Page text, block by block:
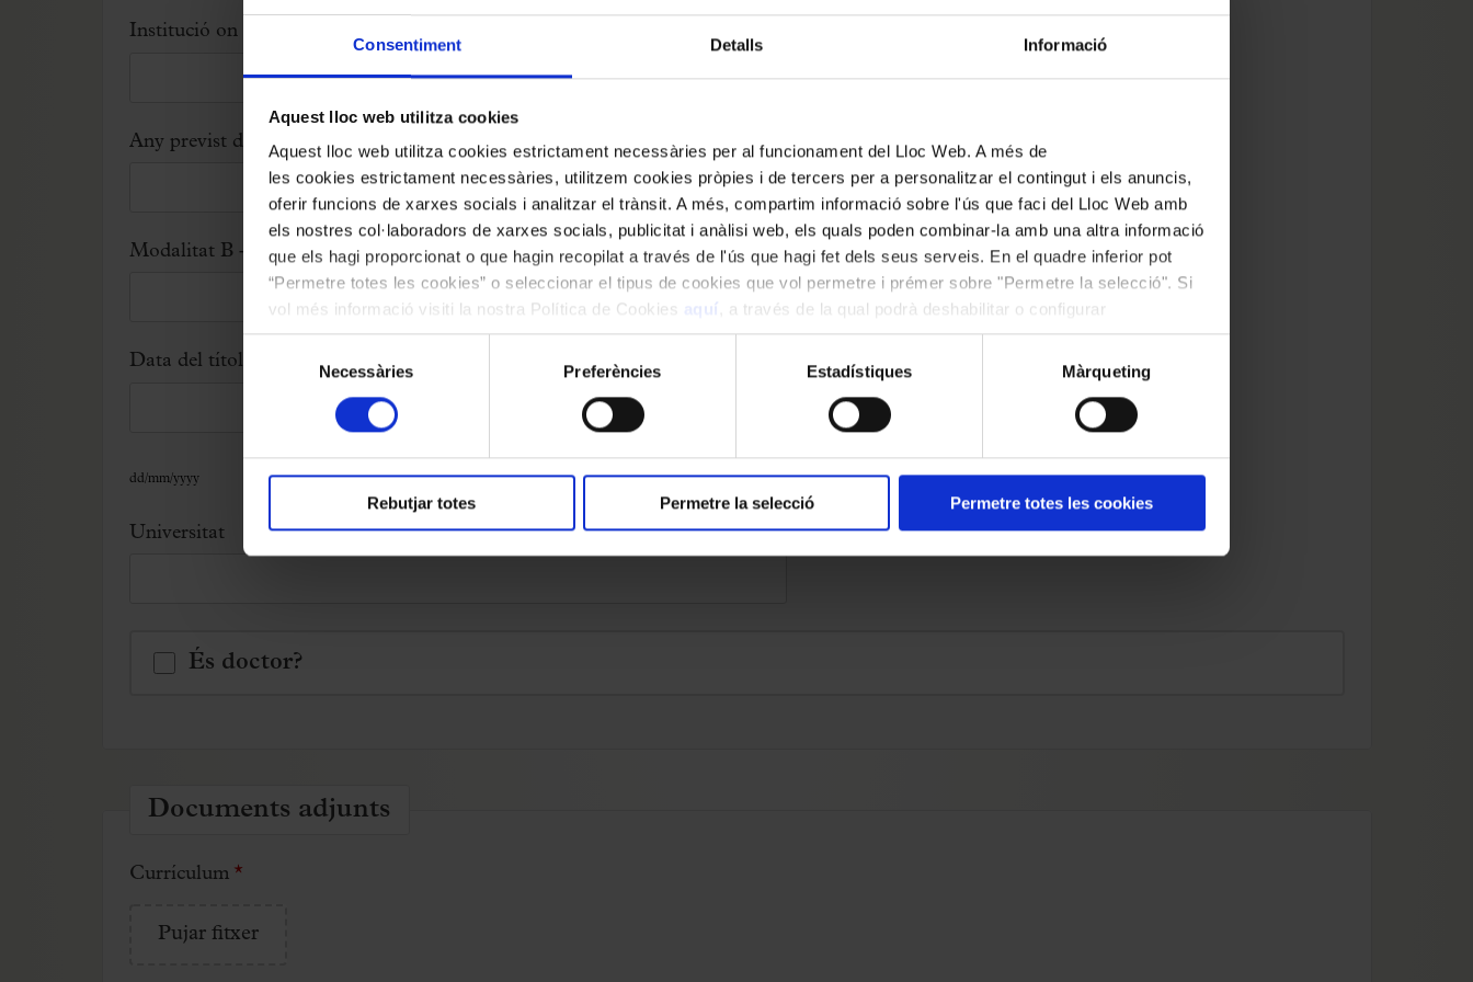
Consentiment Detalls Informació
Aquest lloc web utilitza cookies
Aquest lloc web utilitza cookies estrictament necessàries per al funcionament del Lloc Web. A més de
les cookies estrictament necessàries, utilitzem cookies pròpies i de tercers per a personalitzar el contingut i els anuncis,
oferir funcions de xarxes socials i analitzar el trànsit. A més, compartim informació sobre l'ús que faci del Lloc Web amb
els nostres col·laboradors de xarxes socials, publicitat i anàlisi web, els quals poden combinar-la amb una altra informació
que els hagi proporcionat o que hagin recopilat a través de l'ús que hagi fet dels seus serveis. En el quadre inferior pot
“Permetre totes les cookies” o seleccionar el tipus de cookies que vol permetre i prémer sobre "Permetre la selecció". Si
vol més informació visiti la nostra Política de Cookies aquí
, a través de la qual podrà deshabilitar o configurar
les cookies en qualsevol moment.
consentiment
Necessàries Preferències Estadístiques Màrqueting
Rebutjar totes Permetre la selecció Permetre totes les cookies
Institució on cursa els estudis de Grau en Musicologia
Any previst de graduació
Modalitat B - Doctorand/ Doctor o Màster finalitzat
Data del títol de Màster
dd/mm/yyyy
Universitat
És doctor?
Documents adjunts
Currículum *
Pujar fitxer